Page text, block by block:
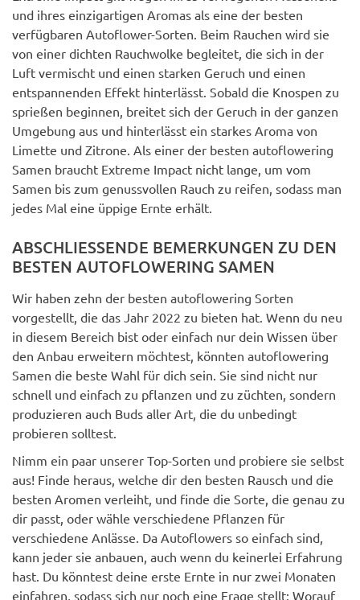
und ihres einzigartigen Aromas als eine der besten
verfügbaren Autoflower-Sorten. Beim Rauchen wird sie
von einer dichten Rauchwolke begleitet, die sich in der
Luft vermischt und einen starken Geruch und einen
entspannenden Effekt hinterlässt. Sobald die Knospen zu
sprießen beginnen, breitet sich der Geruch in der ganzen
Umgebung aus und hinterlässt ein starkes Aroma von
Limette und Zitrone. Als einer der besten autoflowering
Samen braucht Extreme Impact nicht lange, um vom
Samen bis zum genussvollen Rauch zu reifen, sodass man
jedes Mal eine üppige Ernte erhält.
ABSCHLIESSENDE BEMERKUNGEN ZU DEN B
ESTEN AUTOFLOWERING SAMEN
Wir haben zehn der besten autoflowering Sorten
vorgestellt, die das Jahr 2022 zu bieten hat. Wenn du neu
in diesem Bereich bist oder einfach nur dein Wissen über
den Anbau erweitern möchtest, könnten autoflowering
Samen die beste Wahl für dich sein. Sie sind nicht nur
schnell und einfach zu pflanzen und zu züchten, sondern
produzieren auch Buds aller Art, die du unbedingt
probieren solltest.
Nimm ein paar unserer Top-Sorten und probiere sie selbst
aus! Finde heraus, welche dir den besten Rausch und die
besten Aromen verleiht, und finde die Sorte, die genau zu
dir passt, oder wähle verschiedene Pflanzen für
verschiedene Anlässe. Da Autoflowers so einfach sind,
kann jeder sie anbauen, auch wenn du keinerlei Erfahrung
hast. Du könntest deine erste Ernte in nur zwei Monaten
einfahren, sodass sich nur noch eine Frage stellt: Worauf